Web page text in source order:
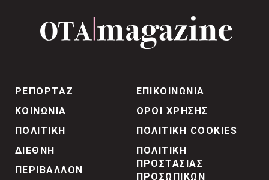
ΡΕΠΟΡΤΑΖ
ΚΟΙΝΩΝΙΑ
ΠΟΛΙΤΙΚΗ
ΔΙΕΘΝΗ
ΠΕΡΙΒΑΛΛΟΝ
ΕΠΙΚΟΙΝΩΝΙΑ
ΟΡΟΙ ΧΡΗΣΗΣ
ΠΟΛΙΤΙΚΗ COOKIES
ΠΟΛΙΤΙΚΗ
ΠΡΟΣΤΑΣΙΑΣ
ΠΡΟΣΩΠΙΚΩΝ